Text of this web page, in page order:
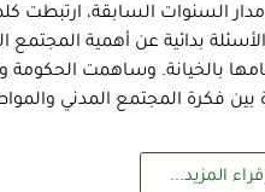
السنوات السابقة، ارتبطت
الأسئلة بدائية عن أهمية
بالخيانة. وساهمت الحكومة
بين فكرة المجتمع المدني
المزيد...